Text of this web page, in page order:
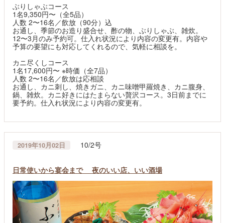
ぶりしゃぶコース
1名9,350円〜（全5品）
人数 2〜16名／飲放（90分）込
お通し、季節のお造り盛合せ、酢の物、ぶりしゃぶ、雑炊。
12〜3月のみ予約可。仕入れ状況により内容の変更有。内容や
予算の要望にも対応してくれるので、気軽に相談を。
カニ尽くしコース
1名17,600円〜 ※時価（全7品）
人数 2〜16名／飲放は応相談
お通し、カニ刺し、焼きガニ、カニ味噌甲羅焼き、カニ腹身、
鍋、雑炊。カニ好きにはたまらない贅沢コース。3日前までに
要予約。仕入れ状況により内容の変更有。
2019年10月02日 10/2号
日常使いから宴会まで 夜のいい店、いい酒場